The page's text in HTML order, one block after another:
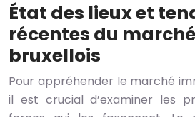
État des lieux et
récentes du
bruxellois
Pour appréhender le marché
il est crucial d’examiner les